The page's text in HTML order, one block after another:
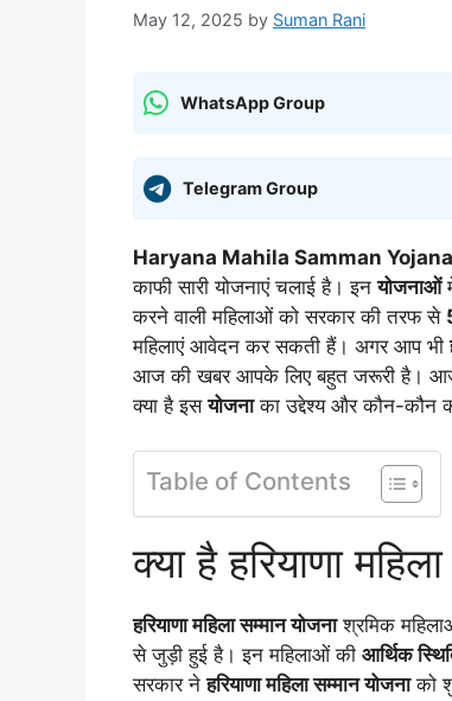
May 12, 2025 by Suman Rani
WhatsApp Group
Telegram Group
Haryana Mahila Samman
काफी सारी योजनाएं चलाई है। इनयोजनाओं
करने वाली महिलाओं को सरकार की तरफ से
महिलाएं आवेदन कर सकती हैं। अगर आप भी
आज की खबर आपके लिए बहुत जरूरी है। आज
क्या है इसयोजनाका उद्देश्य और कौन-कौन
Table of Contents
क्या है हरियाणा
हरियाणा महिला सम्मान योजनाश्रमिक
से जुड़ी हुई है। इन महिलाओं की आर्थिक
सरकार नेहरियाणा महिला सम्मान योजनाको